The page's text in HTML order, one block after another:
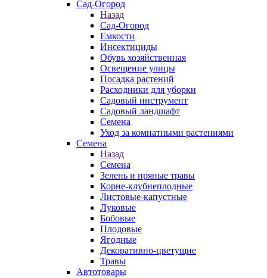
Сад-Огород
Назад
Сад-Огород
Емкости
Инсектициды
Обувь хозяйственная
Освещение улицы
Посадка растений
Расходники для уборки
Садовый инструмент
Садовый ландшафт
Семена
Уход за комнатными растениями
Семена
Назад
Семена
Зелень и пряные травы
Корне-клубнеплодные
Листовые-капустные
Луковые
Бобовые
Плодовые
Ягодные
Декоративно-цветущие
Травы
Автотовары